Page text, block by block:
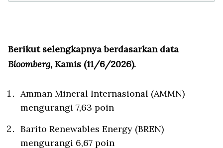
Berikut selengkapnya berdasarkan data
Bloomberg, Kamis (11/6/2026).
Amman Mineral Internasional (AMMN)
mengurangi 7,63 poin
Barito Renewables Energy (BREN)
mengurangi 6,67 poin